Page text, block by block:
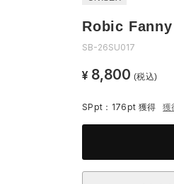
Robic
SB-26SU017
¥ 8,800 (税込)
SPpt：176pt 獲得 獲